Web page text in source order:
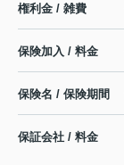
権利金 / 雑費
保険加入 / 料金
保険名 / 保険期間
保証会社 / 料金